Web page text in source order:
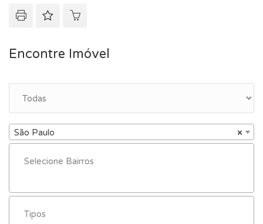
Encontre Imóvel
×
São Paulo